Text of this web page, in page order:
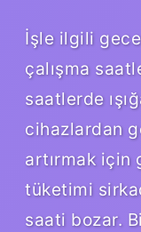
İşle ilgili
çalışma
saatlerde
cihazlardan
artırmak için
tüketimi
saati bozar.